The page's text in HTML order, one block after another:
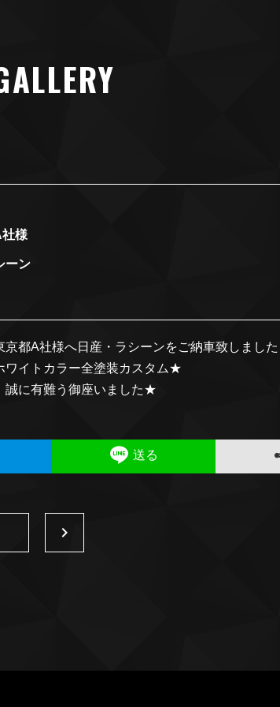
様
ーン
京都A社様へ日産・ラシーンをご納車致しまし
ワイトカラー全塗装カスタム★
誠に有難う御座いました★
送る